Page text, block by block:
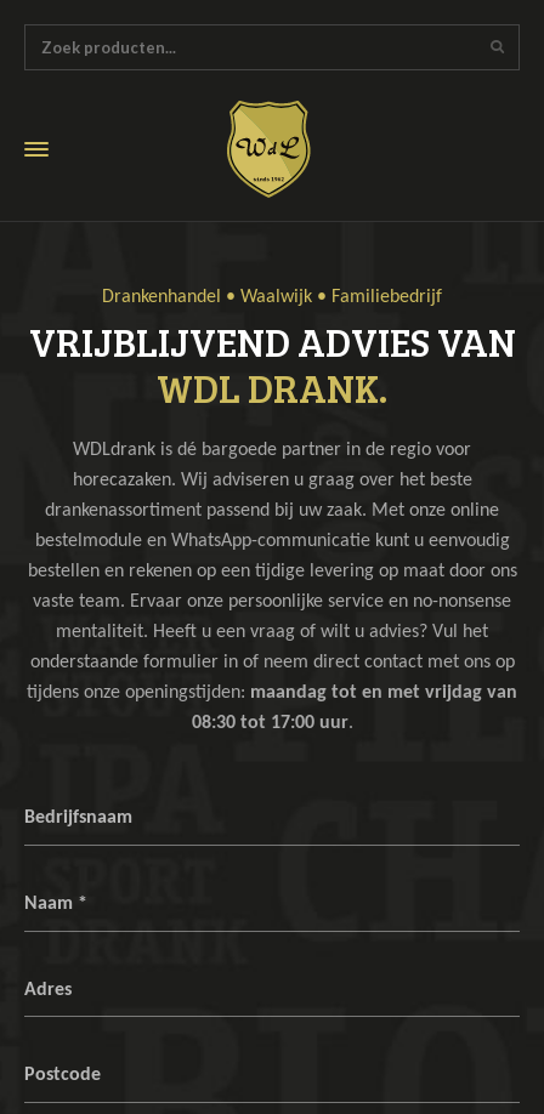
Drankenhandel • Waalwijk • Familiebedrijf
VRIJBLIJVEND ADVIES VAN
WDL DRANK.
WDLdrank is dé bargoede partner in de regio voor
horecazaken. Wij adviseren u graag over het beste
drankenassortiment passend bij uw zaak. Met onze online
bestelmodule en WhatsApp-communicatie kunt u eenvoudig
bestellen en rekenen op een tijdige levering op maat door ons
vaste team. Ervaar onze persoonlijke service en no-nonsense
mentaliteit. Heeft u een vraag of wilt u advies? Vul het
onderstaande formulier in of neem direct contact met ons op
tijdens onze openingstijden: maandag tot en met vrijdag van
08:30 tot 17:00 uur.